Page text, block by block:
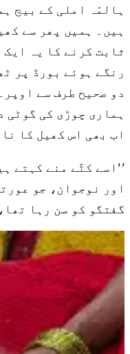
ہالمّہ املی کے بیج
ہیں۔ ہمیں پھر سے
ثابت کرنے کا یہ
رنگے ہوئے بورڈ پر
دو صحیح طرف سے
ہماری چوڑی کی گوٹی
اب بھی اس کھیل کا
’’اسے کٹّے منے کہتے
اور نوجوان، جو
گفتگو کو سن رہا